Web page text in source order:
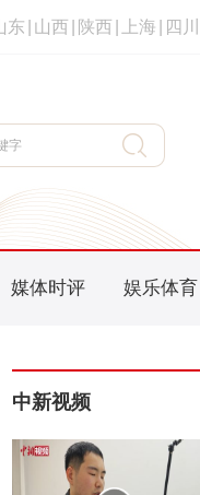
东 山西 陕西 上海 四川
媒体时评 娱乐体育
中新视频